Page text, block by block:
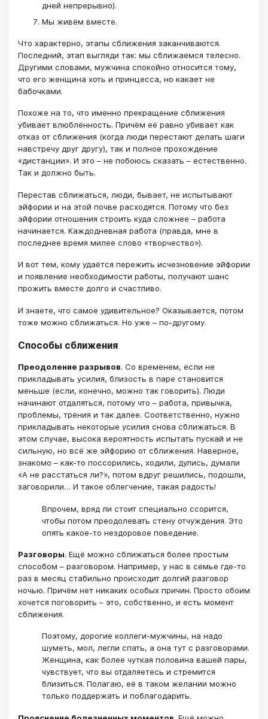
дней непрерывно).
Мы живём вместе.
Что характерно, этапы сближения заканчиваются.
Последний, этап выгляди так: мы сближаемся телесно.
Другими словами, мужчина спокойно относится тому,
что его женщина хоть и принцесса, но какает не
бабочками.
Похоже на то, что именно прекращение сближения
убивает влюблённость. Причём её равно убивает как
отказ от сближения (когда люди перестают делать шаги
навстречу друг другу), так и полное прохождение
«дистанции». И это – не побоюсь сказать – естественно.
Так и должно быть.
Перестав сближаться, люди, бывает, не испытывают
эйфории и на этой почве расходятся. Потому что без
эйфории отношения строить куда сложнее – работа
начинается. Каждодневная работа (правда, мне в
последнее время милее слово «творчество»).
И вот тем, кому удаётся пережить исчезновение эйфории
и появление необходимости работы, получают шанс
прожить вместе долго и счастливо.
И знаете, что самое удивительное? Оказывается, потом
тоже можно сближаться. Но уже – по-другому.
Способы сближения
Преодоление разрывов. Со временем, если не
прикладывать усилия, близость в паре становится
меньше (если, конечно, можно так говорить). Люди
начинают отдаляться, потому что – работа, привычка,
проблемы, трения и так далее. Соответственно, нужно
прикладывать некоторые усилия снова сближаться. В
этом случае, высока вероятность испытать пускай и не
сильную, но всё же эйфорию от сближения. Наверное,
знакомо – как-то поссорились, ходили, дулись, думали
«А не расстаться ли?», потом вдруг решились, подошли,
заговорили… И такое облегчение, такая радость!
Впрочем, вряд ли стоит специально ссорится,
чтобы потом преодолевать стену отчуждения. Это
опять какое-то нездоровое поведение.
Разговоры. Ещё можно сближаться более простым
способом – разговором. Например, у нас в семье где-то
раз в месяц стабильно происходит долгий разговор
ночью. Причём нет никаких особых причин. Просто обоим
хочется поговорить – это, собственно, и есть момент
сближения.
Поэтому, дорогие коллеги-мужчины, на надо
шуметь, мол, легли спать, а она тут с разговорами.
Женщина, как более чуткая половина вашей пары,
чувствует, что вы отдаляетесь и стремится
близиться. Полагаю, её в таком желании можно
только поддержать и поблагодарить.